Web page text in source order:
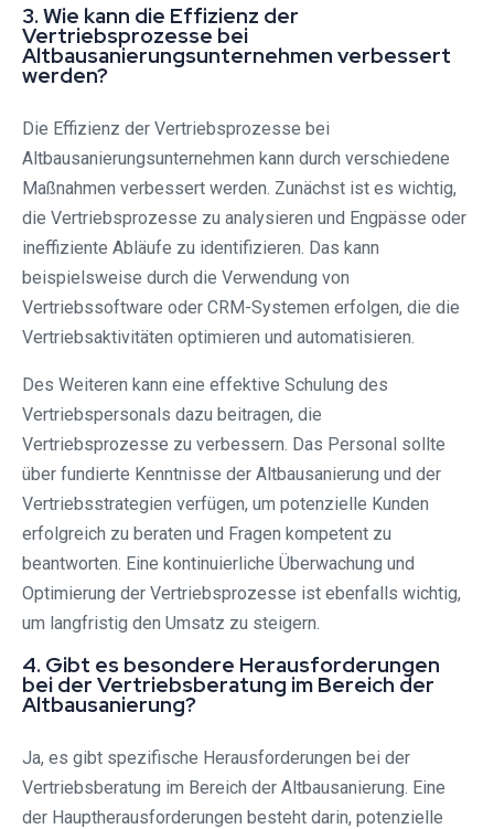
3. Wie kann die Effizienz der
Vertriebsprozesse bei
Altbausanierungsunternehmen verbessert
werden?
Die Effizienz der Vertriebsprozesse bei
Altbausanierungsunternehmen kann durch verschiedene
Maßnahmen verbessert werden. Zunächst ist es wichtig,
die Vertriebsprozesse zu analysieren und Engpässe oder
ineffiziente Abläufe zu identifizieren. Das kann
beispielsweise durch die Verwendung von
Vertriebssoftware oder CRM-Systemen erfolgen, die die
Vertriebsaktivitäten optimieren und automatisieren.
Des Weiteren kann eine effektive Schulung des
Vertriebspersonals dazu beitragen, die
Vertriebsprozesse zu verbessern. Das Personal sollte
über fundierte Kenntnisse der Altbausanierung und der
Vertriebsstrategien verfügen, um potenzielle Kunden
erfolgreich zu beraten und Fragen kompetent zu
beantworten. Eine kontinuierliche Überwachung und
Optimierung der Vertriebsprozesse ist ebenfalls wichtig,
um langfristig den Umsatz zu steigern.
4. Gibt es besondere Herausforderungen
bei der Vertriebsberatung im Bereich der
Altbausanierung?
Ja, es gibt spezifische Herausforderungen bei der
Vertriebsberatung im Bereich der Altbausanierung. Eine
der Hauptherausforderungen besteht darin, potenzielle